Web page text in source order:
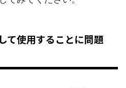
て使用することに問題